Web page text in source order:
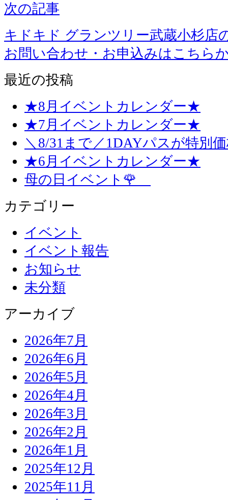
次の記事
キドキド グランツリー武蔵小杉店
お問い合わせ・お申込みはこちら
最近の投稿
★8月イベントカレンダー★
★7月イベントカレンダー★
＼8/31まで／1DAYパスが特別
★6月イベントカレンダー★
母の日イベント🌹
カテゴリー
イベント
イベント報告
お知らせ
未分類
アーカイブ
2026年7月
2026年6月
2026年5月
2026年4月
2026年3月
2026年2月
2026年1月
2025年12月
2025年11月